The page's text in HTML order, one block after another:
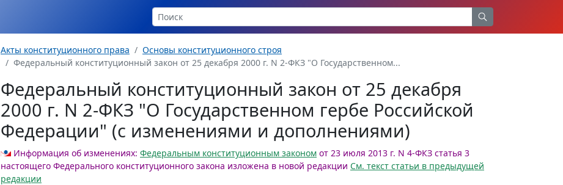
Акты конституционного права
Основы конституционного строя
Федеральный конституционный закон от 25 декабря 2000 г. N 2-ФКЗ "О Государственном...
Федеральный конституционный закон от 25 декабря
2000 г. N 2-ФКЗ "О Государственном гербе Российской
Федерации" (с изменениями и дополнениями)
Информация об изменениях: Федеральным конституционным законом от 23 июля 2013 г. N 4-ФКЗ статья 3
настоящего Федерального конституционного закона изложена в новой редакции См. текст статьи в предыдущей
редакции